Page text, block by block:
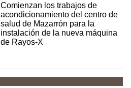
Comienzan los trabajos de
acondicionamiento del centro de
salud de Mazarrón para la
instalación de la nueva máquina
de Rayos-X